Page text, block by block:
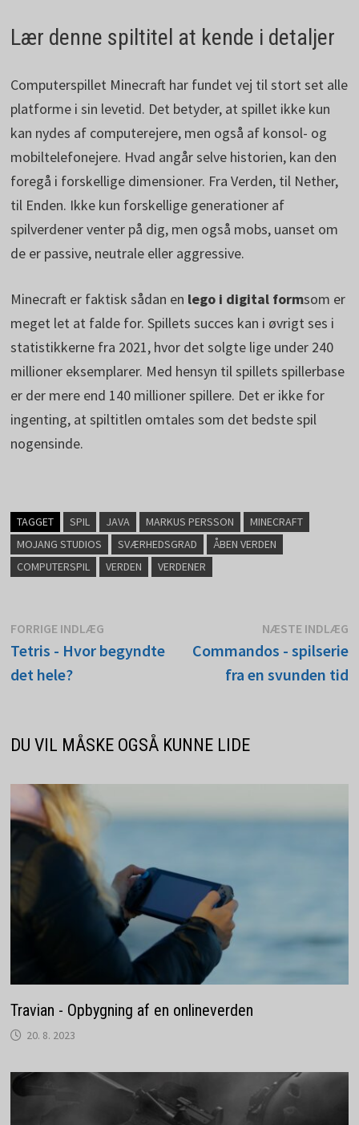
Lær denne spiltitel at kende i detaljer
Computerspillet Minecraft har fundet vej til stort set alle
platforme i sin levetid. Det betyder, at spillet ikke kun
kan nydes af computerejere, men også af konsol- og
mobiltelefonejere. Hvad angår selve historien, kan den
foregå i forskellige dimensioner. Fra Verden, til Nether,
til Enden. Ikke kun forskellige generationer af
spilverdener venter på dig, men også mobs, uanset om
de er passive, neutrale eller aggressive.
Minecraft er faktisk sådan en lego i digital formsom er
meget let at falde for. Spillets succes kan i øvrigt ses i
statistikkerne fra 2021, hvor det solgte lige under 240
millioner eksemplarer. Med hensyn til spillets spillerbase
er der mere end 140 millioner spillere. Det er ikke for
ingenting, at spiltitlen omtales som det bedste spil
nogensinde.
TAGGET SPIL JAVA MARKUS PERSSON
MINECRAFT
MOJANG STUDIOS
SVÆRHEDSGRAD
ÅBEN VERDEN
COMPUTERSPIL
VERDEN VERDENER
Indlægsnavigation
FORRIGE INDLÆG
indlæg:
Tetris - Hvor begyndte
det hele?
NÆSTE INDLÆG
Commandos - spilserie
fra en svunden tid
DU VIL MÅSKE OGSÅ KUNNE LIDE
Travian - Opbygning af en onlineverden
20. 8. 2023